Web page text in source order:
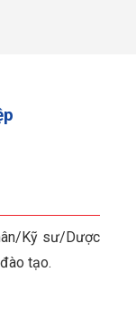
Kỹ sư/Dược
tạo.